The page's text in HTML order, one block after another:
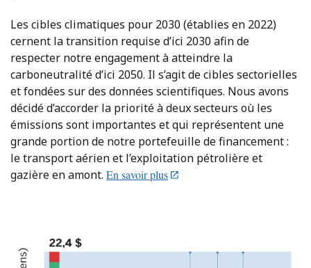
Les cibles climatiques pour 2030 (établies en 2022)
cernent la transition requise d’ici 2030 afin de
respecter notre engagement à atteindre la
carboneutralité d’ici 2050. Il s’agit de cibles sectorielles
et fondées sur des données scientifiques. Nous avons
décidé d’accorder la priorité à deux secteurs où les
émissions sont importantes et qui représentent une
grande portion de notre portefeuille de financement :
le transport aérien et l’exploitation pétrolière et
gazière en amont. En savoir plus